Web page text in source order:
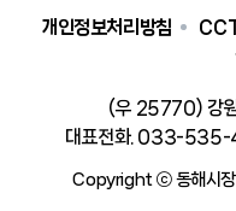
개인정보처리방침
(우 25770) 강
대표전화. 033-
Copyright ⓒ 동해시